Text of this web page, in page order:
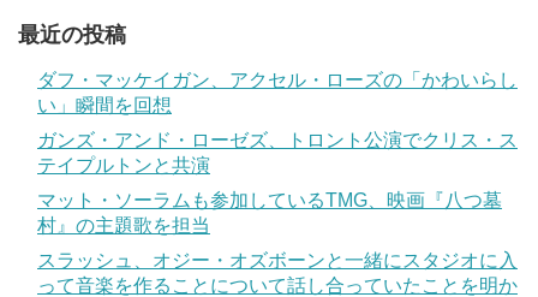
最近の投稿
ダフ・マッケイガン、アクセル・ローズの「かわいらし
い」瞬間を回想
ガンズ・アンド・ローゼズ、トロント公演でクリス・ス
テイプルトンと共演
マット・ソーラムも参加しているTMG、映画『八つ墓
村』の主題歌を担当
スラッシュ、オジー・オズボーンと一緒にスタジオに入
って音楽を作ることについて話し合っていたことを明か